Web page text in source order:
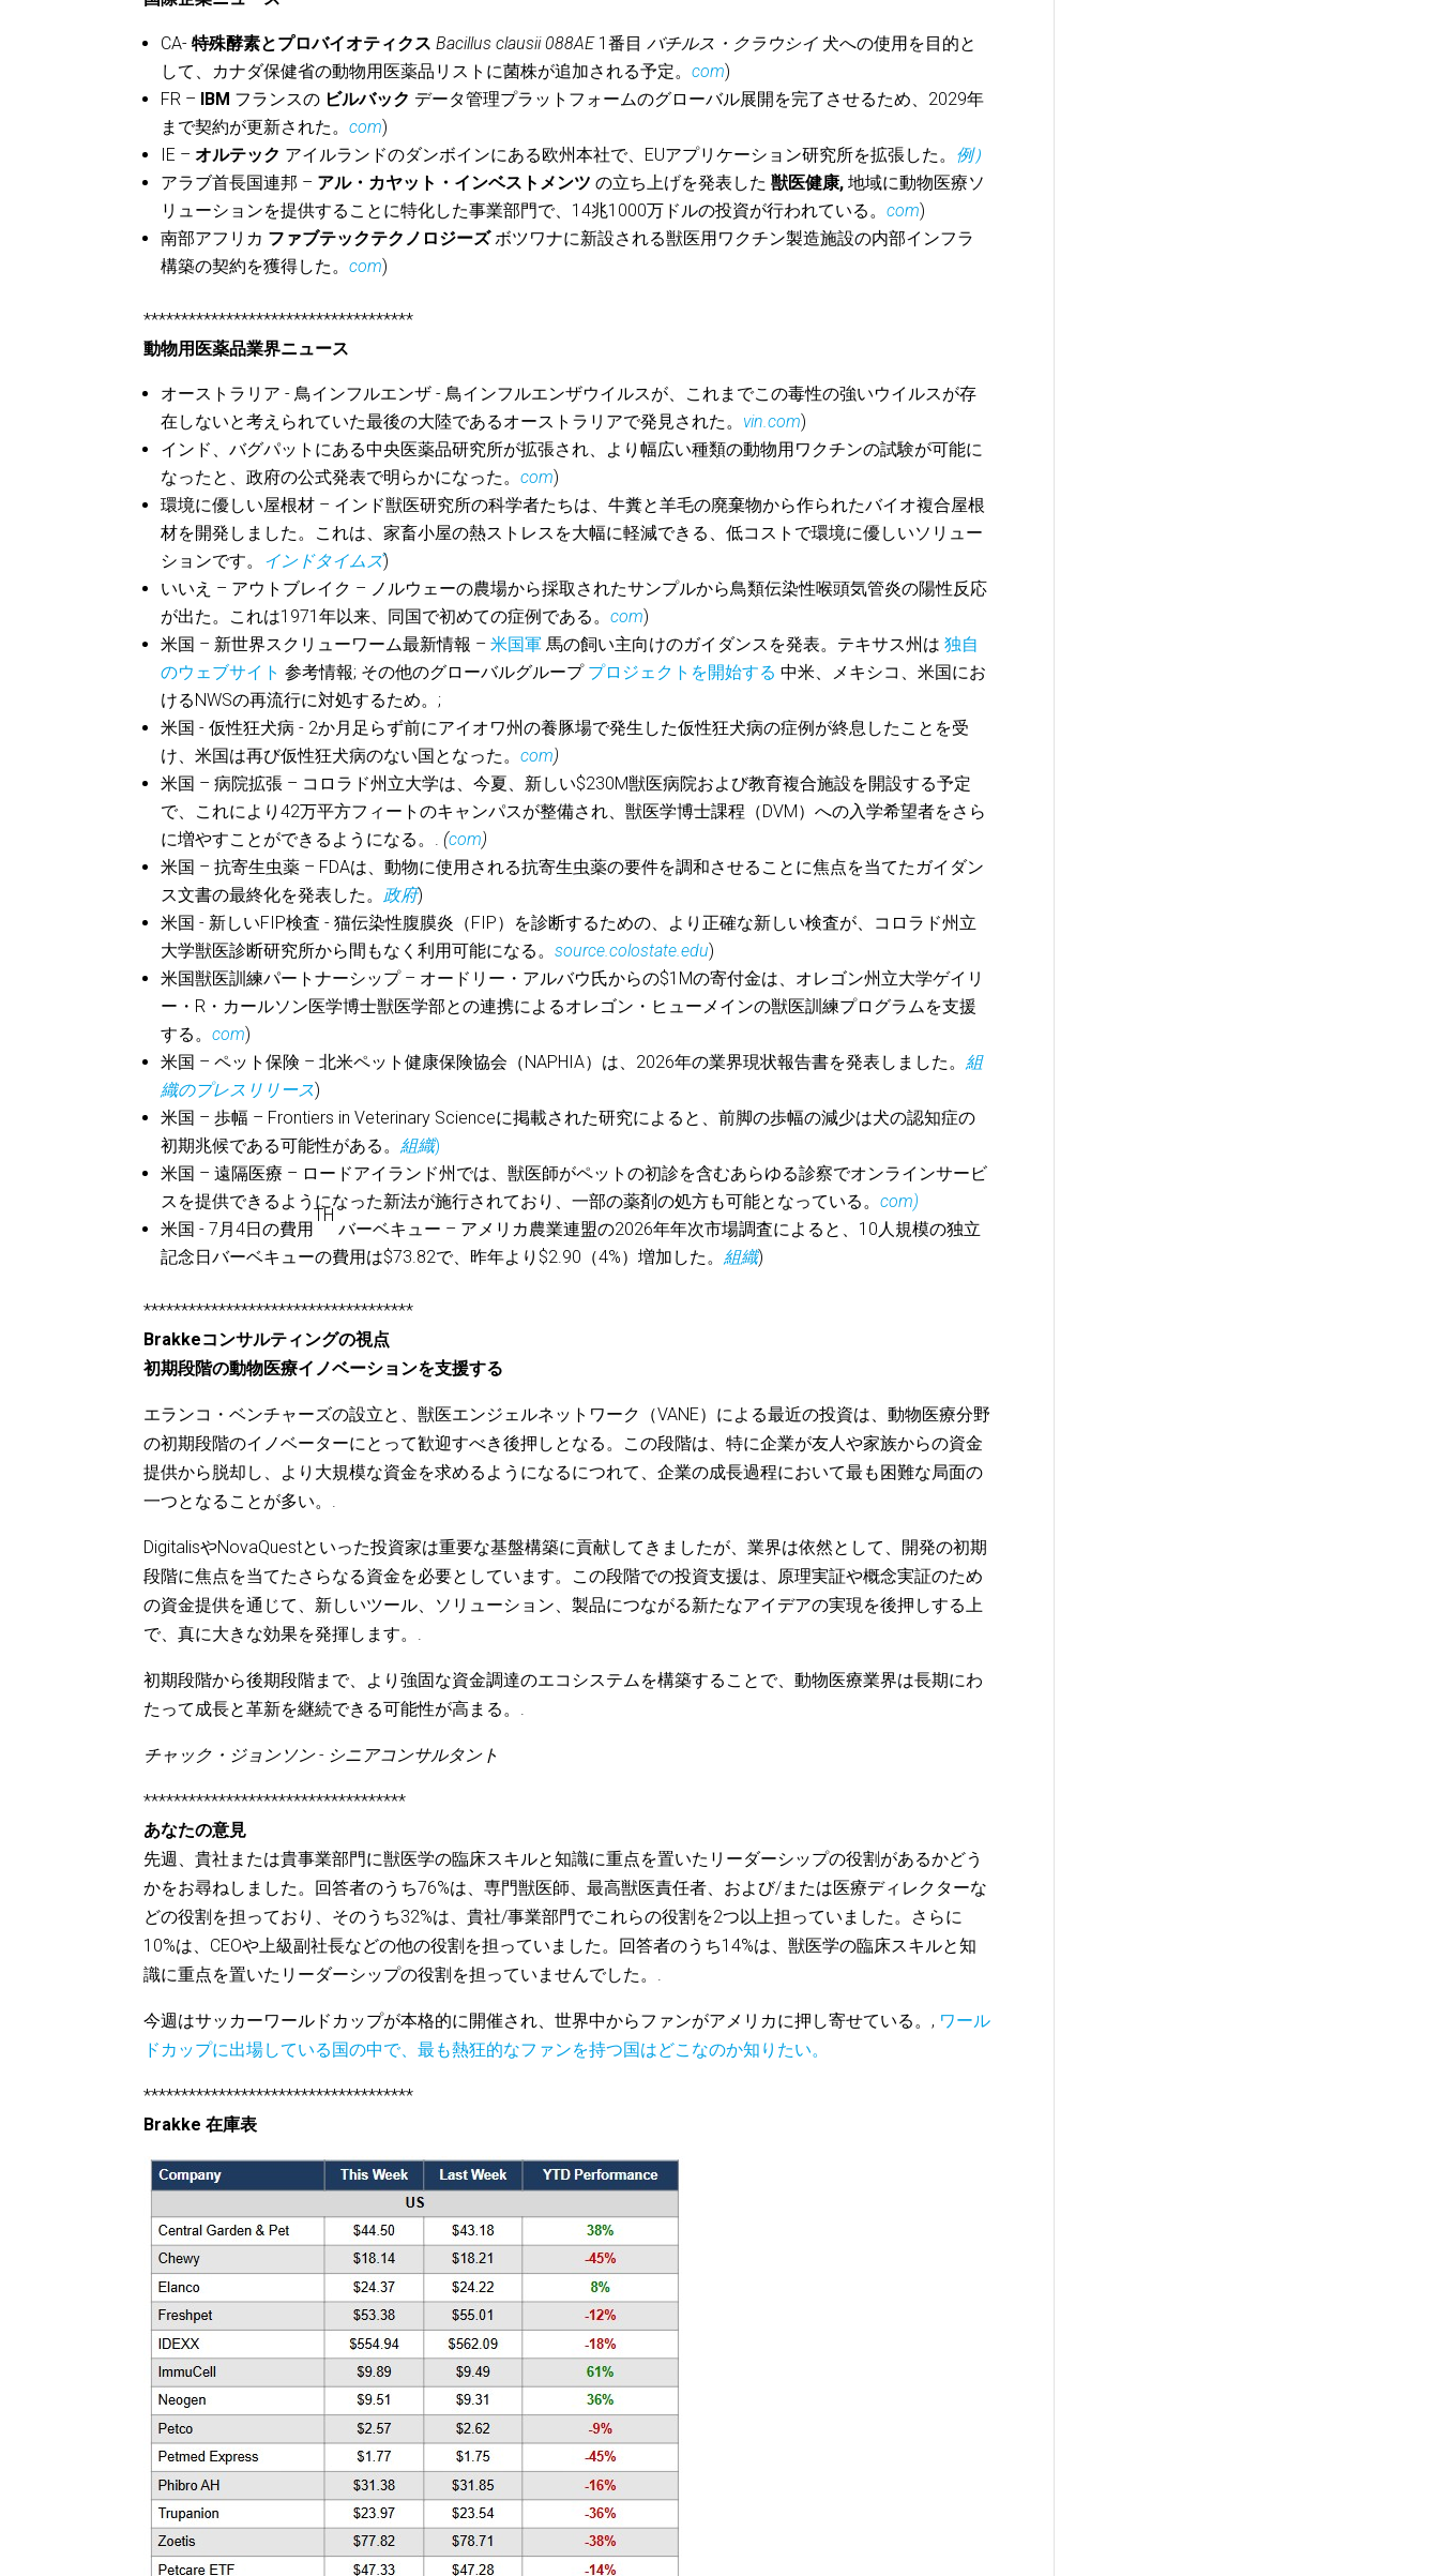
CA-特殊酵素とプロバイオティクス Bacillus clausii 088AE1番目バチルス・クラウシイ 犬への使用を目的と
して、カナダ保健省の動物用医薬品リストに菌株が追加される予定。com)
FR – IBM フランスの ビルバック データ管理プラットフォームのグローバル展開を完了させるため、2029年
まで契約が更新された。com)
IE – オルテック アイルランドのダンボインにある欧州本社で、EUアプリケーション研究所を拡張した。 例）
アラブ首長国連邦 – アル・カヤット・インベストメンツ の立ち上げを発表した獣医健康, 地域に動物医療ソ
リューションを提供することに特化した事業部門で、14兆1000万ドルの投資が行われている。com)
南部アフリカ ファブテックテクノロジーズボツワナに新設される獣医用ワクチン製造施設の内部インフラ
構築の契約を獲得した。com)
************************************
動物用医薬品業界ニュース
オーストラリア - 鳥インフルエンザ - 鳥インフルエンザウイルスが、これまでこの毒性の強いウイルスが存
在しないと考えられていた最後の大陸であるオーストラリアで発見された。 vin.com)
インド、バグパットにある中央医薬品研究所が拡張され、より幅広い種類の動物用ワクチンの試験が可能に
なったと、政府の公式発表で明らかになった。com)
環境に優しい屋根材 – インド獣医研究所の科学者たちは、牛糞と羊毛の廃棄物から作られたバイオ複合屋根
材を開発しました。これは、家畜小屋の熱ストレスを大幅に軽減できる、低コストで環境に優しいソリュー
ションです。 インドタイムズ)
いいえ – アウトブレイク – ノルウェーの農場から採取されたサンプルから鳥類伝染性喉頭気管炎の陽性反応
が出た。これは1971年以来、同国で初めての症例である。com)
米国 – 新世界スクリューワーム最新情報 –米国軍 馬の飼い主向けのガイダンスを発表。テキサス州は独自
のウェブサイト 参考情報; その他のグローバルグループ プロジェクトを開始する 中米、メキシコ、米国にお
けるNWSの再流行に対処するため。;
米国 - 仮性狂犬病 - 2か月足らず前にアイオワ州の養豚場で発生した仮性狂犬病の症例が終息したことを受
け、米国は再び仮性狂犬病のない国となった。com)
米国 – 病院拡張 – コロラド州立大学は、今夏、新しい$230M獣医病院および教育複合施設を開設する予定
で、これにより42万平方フィートのキャンパスが整備され、獣医学博士課程（DVM）への入学希望者をさら
に増やすことができるようになる。. (com)
米国 – 抗寄生虫薬 – FDAは、動物に使用される抗寄生虫薬の要件を調和させることに焦点を当てたガイダン
ス文書の最終化を発表した。 政府)
米国 - 新しいFIP検査 - 猫伝染性腹膜炎（FIP）を診断するための、より正確な新しい検査が、コロラド州立
大学獣医診断研究所から間もなく利用可能になる。source.colostate.edu)
米国獣医訓練パートナーシップ – オードリー・アルバウ氏からの$1Mの寄付金は、オレゴン州立大学ゲイリ
ー・R・カールソン医学博士獣医学部との連携によるオレゴン・ヒューメインの獣医訓練プログラムを支援
する。com)
米国 – ペット保険 – 北米ペット健康保険協会（NAPHIA）は、2026年の業界現状報告書を発表しました。組
織のプレスリリース)
米国 – 歩幅 – Frontiers in Veterinary Scienceに掲載された研究によると、前脚の歩幅の減少は犬の認知症の
初期兆候である可能性がある。組織)
米国 – 遠隔医療 – ロードアイランド州では、獣医師がペットの初診を含むあらゆる診察でオンラインサービ
スを提供できるようになった新法が施行されており、一部の薬剤の処方も可能となっている。com)
米国 - 7月4日の費用
TH
バーベキュー – アメリカ農業連盟の2026年年次市場調査によると、10人規模の独立
記念日バーベキューの費用は$73.82で、昨年より$2.90（4%）増加した。組織)
************************************
Brakkeコンサルティングの視点
初期段階の動物医療イノベーションを支援する
エランコ・ベンチャーズの設立と、獣医エンジェルネットワーク（VANE）による最近の投資は、動物医療分野
の初期段階のイノベーターにとって歓迎すべき後押しとなる。この段階は、特に企業が友人や家族からの資金
提供から脱却し、より大規模な資金を求めるようになるにつれて、企業の成長過程において最も困難な局面の
一つとなることが多い。.
DigitalisやNovaQuestといった投資家は重要な基盤構築に貢献してきましたが、業界は依然として、開発の初期
段階に焦点を当てたさらなる資金を必要としています。この段階での投資支援は、原理実証や概念実証のため
の資金提供を通じて、新しいツール、ソリューション、製品につながる新たなアイデアの実現を後押しする上
で、真に大きな効果を発揮します。.
初期段階から後期段階まで、より強固な資金調達のエコシステムを構築することで、動物医療業界は長期にわ
たって成長と革新を継続できる可能性が高まる。.
チャック・ジョンソン - シニアコンサルタント
***********************************
あなたの意見
先週、貴社または貴事業部門に獣医学の臨床スキルと知識に重点を置いたリーダーシップの役割があるかどう
かをお尋ねしました。回答者のうち76%は、専門獣医師、最高獣医責任者、および/または医療ディレクターな
どの役割を担っており、そのうち32%は、貴社/事業部門でこれらの役割を2つ以上担っていました。さらに
10%は、CEOや上級副社長などの他の役割を担っていました。回答者のうち14%は、獣医学の臨床スキルと知
識に重点を置いたリーダーシップの役割を担っていませんでした。.
今週はサッカーワールドカップが本格的に開催され、世界中からファンがアメリカに押し寄せている。, ワール
ドカップに出場している国の中で、最も熱狂的なファンを持つ国はどこなのか知りたい。
************************************
Brakke 在庫表